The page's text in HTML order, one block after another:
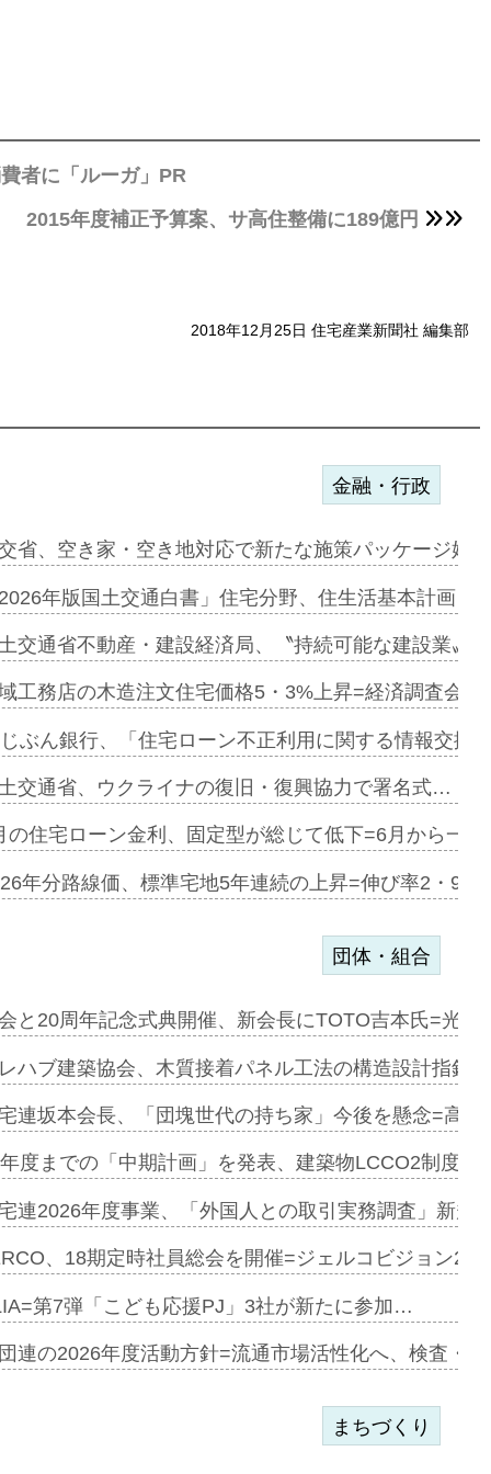
者に「ルーガ」PR
2015年度補正予算案、サ高住整備に189億円
2018年12月25日 住宅産業新聞社 編集部
ンカフェ…
協業=お互…
コリビング…
る2階建…
1弾が開…
植栽計画…
市内で…
ートルの…
金融・行政
省、空き家・空き地対応で新たな施策パッケージ始
年版国土交通白書」住宅分野、住生活基本計画を
交通省不動産・建設経済局、〝持続可能な建設業〟
工務店の木造注文住宅価格5・3%上昇=経済調査会
ぶん銀行、「住宅ローン不正利用に関する情報交換
交通省、ウクライナの復旧・復興協力で署名式…
の住宅ローン金利、固定型が総じて低下=6月から一
年分路線価、標準宅地5年連続の上昇=伸び率2・
加=リンナ…
見込む=…
開始=三協…
分譲M専用…
団体・組合
と20周年記念式典開催、新会長にTOTO吉本氏=光
ハブ建築協会、木質接着パネル工法の構造設計指針
連坂本会長、「団塊世代の持ち家」今後を懸念=高
度までの「中期計画」を発表、建築物LCCO2制度
連2026年度事業、「外国人との取引実務調査」新規
、18期定時社員総会を開催=ジェルコビジョン
第7弾「こども応援PJ」3社が新たに参加…
連の2026年度活動方針=流通市場活性化へ、検査・
まちづくり